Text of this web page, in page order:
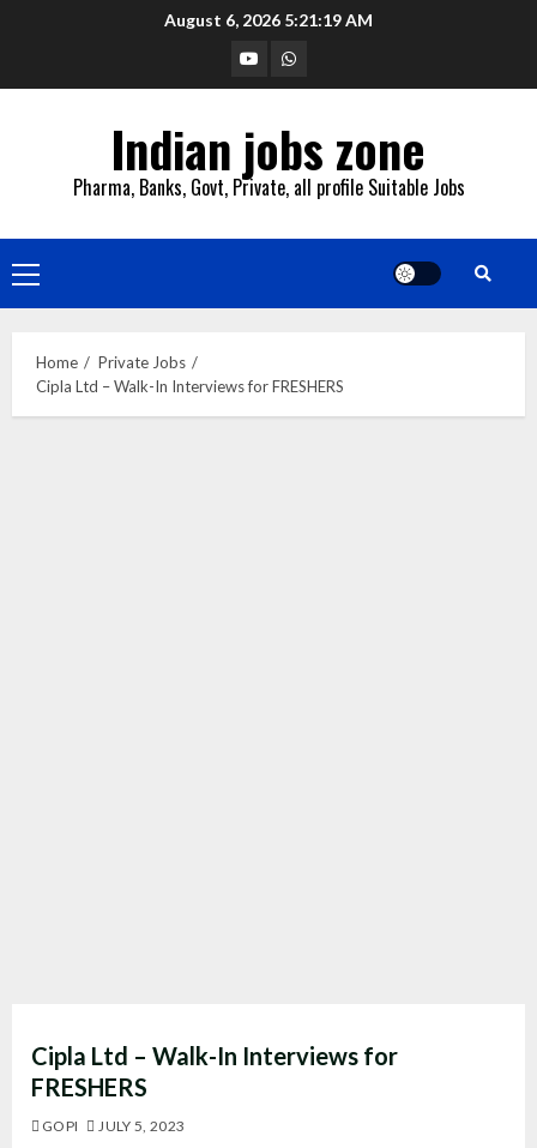
August 6, 2026 5:21:20 AM
YouTubeWhatsapp
Indian jobs zone
Pharma, Banks, Govt, Private, all profile Suitable Jobs
Primary
Menu
Home
Private Jobs
Cipla Ltd – Walk-In Interviews for FRESHERS
Cipla Ltd – Walk-In Interviews for
FRESHERS
GOPI JULY 5, 2023